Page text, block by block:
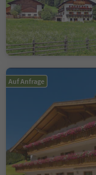
Auf Anfrage